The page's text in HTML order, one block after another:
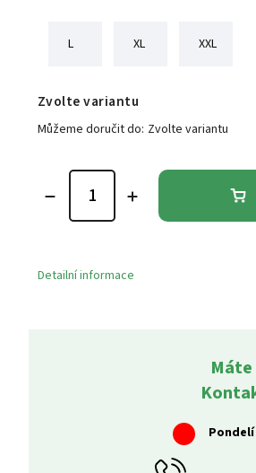
L XL XXL
Zvolte variantu
Můžeme doručit do: Zvolte variantu
Detailní informace
Pondelí